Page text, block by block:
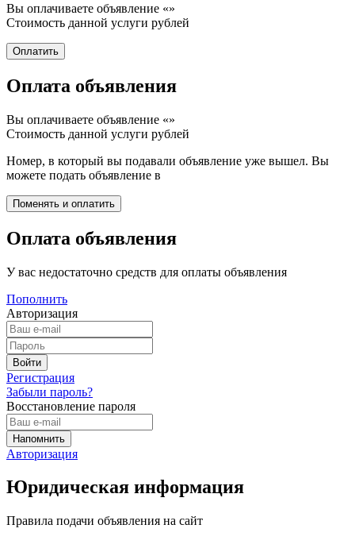
Вы оплачиваете объявление «»
Стоимость данной услуги рублей
Оплата объявления
Вы оплачиваете объявление «»
Стоимость данной услуги рублей
Номер, в который вы подавали объявление уже вышел. Вы
можете подать объявление в
Оплата объявления
У вас недостаточно средств для оплаты объявления
Пополнить
Авторизация
Регистрация
Забыли пароль?
Восстановление пароля
Авторизация
Юридическая информация
Правила подачи объявления на сайт